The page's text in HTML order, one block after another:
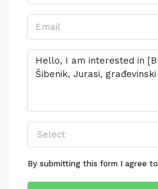
Select
By submitting this form I agree to